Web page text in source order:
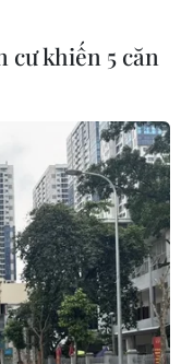
cư khiến 5 căn